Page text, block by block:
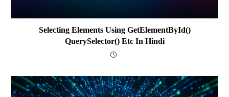
Selecting Elements Using GetElementById()
QuerySelector() Etc In Hindi